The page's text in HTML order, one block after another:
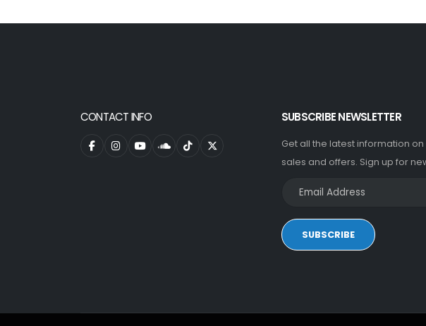
CONTACT INFO SUBSCRIBE NEWSLETTER
Get all the latest information on
sales and offers. Sign up for
SUBSCRIBE